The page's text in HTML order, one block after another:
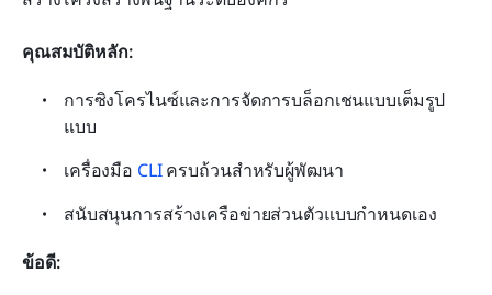
คุณสมบัติหลัก:
การซิงโครไนซ์และการจัดการบล็อกเชนแบบเต็มรูป
แบบ
เครื่องมือ CLI ครบถ้วนสำหรับผู้พัฒนา
สนับสนุนการสร้างเครือข่ายส่วนตัวแบบกำหนดเอง
ข้อดี: